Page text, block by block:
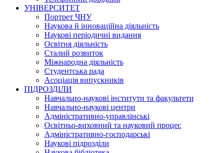
УНІВЕРСИТЕТ
Портрет ЧНУ
Наукова й інноваційна діяльність
Наукові періодичні видання
Освітня діяльність
Сталий розвиток
Міжнародна діяльність
Студентська рада
Асоціація випускників
ПІДРОЗДІЛИ
Навчально-наукові інститути та факультети
Навчально-наукові центри
Адміністративно-управлінські
Освітньо-виховний та науковий процес
Адміністративно-господарські
Наукові підрозділи